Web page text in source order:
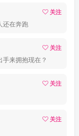
关注
还在奔跑
关注
来拥抱现在？
关注
关注